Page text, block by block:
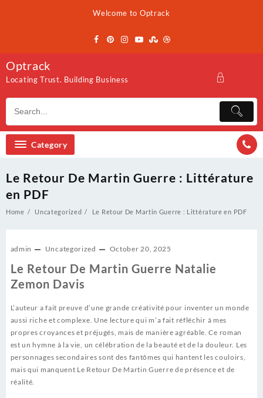
Welcome to Optrack
Optrack
Locating Trust. Building Business
Category
Le Retour De Martin Guerre : Littérature
en PDF
Home Uncategorized Le Retour De Martin Guerre : Littérature en PDF
admin Uncategorized October 20, 2025
Le Retour De Martin Guerre Natalie
Zemon Davis
L’auteur a fait preuve d’une grande créativité pour inventer un monde
aussi riche et complexe. Une lecture qui m’a fait réfléchir à mes
propres croyances et préjugés, mais de manière agréable. Ce roman
est un hymne à la vie, un célébration de la beauté et de la douleur. Les
personnages secondaires sont des fantômes qui hantent les couloirs,
mais qui manquent Le Retour De Martin Guerre de présence et de
réalité.